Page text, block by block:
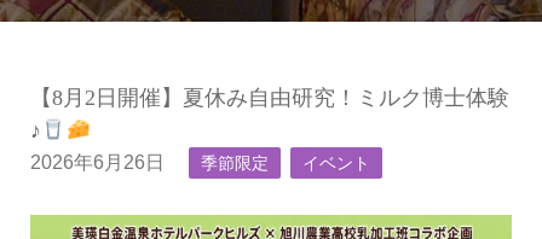
【8月2日開催】夏休み自由研究！ミルク博士体験
♪
2026年6月26日 季節限定 イベント